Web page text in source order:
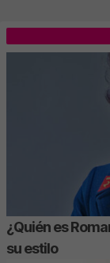
¿Quién es
su estilo